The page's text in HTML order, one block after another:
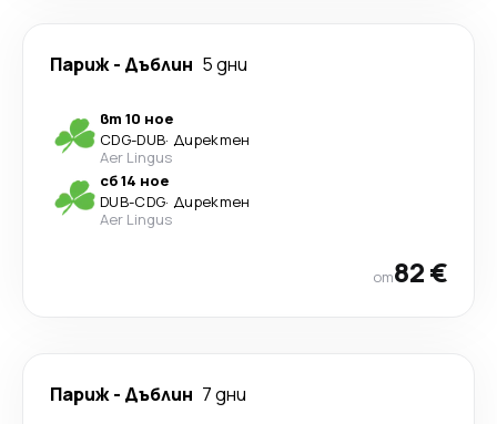
Париж- Дъблин 5 дни
вт 10 ное
CDG-DUB· Директен
Aer Lingus
сб 14 ное
DUB-CDG· Директен
Aer Lingus
от82 €
Париж- Дъблин 7 дни